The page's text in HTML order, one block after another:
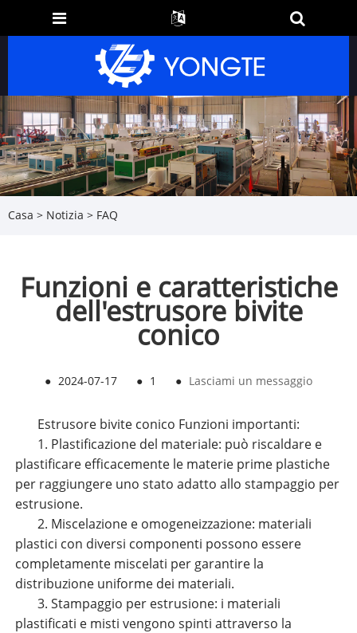
Casa > Notizia > FAQ
Funzioni e caratteristiche
dell'estrusore bivite
conico
● 2024-07-17 ● 1 ● Lasciami un messaggio
Estrusore bivite conico Funzioni importanti:
1. Plastificazione del materiale: può riscaldare e
plastificare efficacemente le materie prime plastiche
per raggiungere uno stato adatto allo stampaggio per
estrusione.
2. Miscelazione e omogeneizzazione: materiali
plastici con diversi componenti possono essere
completamente miscelati per garantire la
distribuzione uniforme dei materiali.
3. Stampaggio per estrusione: i materiali
plastificati e misti vengono spinti attraverso la